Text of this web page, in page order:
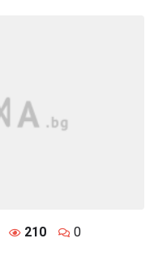
210 0